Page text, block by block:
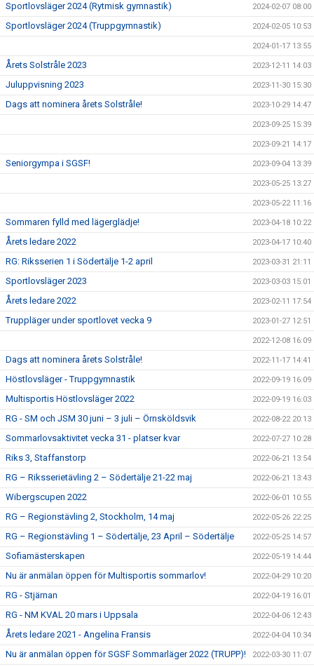
Sportlovsläger 2024 (Rytmisk gymnastik) 2024-02-07 08:00
Sportlovsläger 2024 (Truppgymnastik) 2024-02-05 10:53
2024-01-17 13:55
Årets Solstråle 2023 2023-12-11 14:03
Juluppvisning 2023 2023-11-30 15:30
Dags att nominera årets Solstråle! 2023-10-29 14:47
2023-09-25 15:39
2023-09-21 14:17
Seniorgympa i SGSF! 2023-09-04 13:39
2023-05-25 13:27
2023-05-22 11:16
Sommaren fylld med lägerglädje! 2023-04-18 10:22
Årets ledare 2022 2023-04-17 10:40
RG: Riksserien 1 i Södertälje 1-2 april 2023-03-31 21:11
Sportlovsläger 2023 2023-03-03 15:01
Årets ledare 2022 2023-02-11 17:54
Truppläger under sportlovet vecka 9 2023-01-27 12:51
2022-12-08 16:09
Dags att nominera årets Solstråle! 2022-11-17 14:41
Höstlovsläger - Truppgymnastik 2022-09-19 16:09
Multisportis Höstlovsläger 2022 2022-09-19 16:03
RG - SM och JSM 30 juni – 3 juli – Örnsköldsvik 2022-08-22 20:13
Sommarlovsaktivitet vecka 31 - platser kvar 2022-07-27 10:28
Riks 3, Staffanstorp 2022-06-21 13:54
RG – Riksserietävling 2 – Södertälje 21-22 maj 2022-06-21 13:43
Wibergscupen 2022 2022-06-01 10:55
RG – Regionstävling 2, Stockholm, 14 maj 2022-05-26 22:25
RG – Regionstävling 1 – Södertälje, 23 April – Södertälje 2022-05-25 14:57
Sofiamästerskapen 2022-05-19 14:44
Nu är anmälan öppen för Multisportis sommarlov! 2022-04-29 10:20
RG - Stjärnan 2022-04-19 16:01
RG - NM KVAL 20 mars i Uppsala 2022-04-06 12:43
Årets ledare 2021 - Angelina Fransis 2022-04-04 10:34
Nu är anmälan öppen för SGSF Sommarläger 2022 (TRUPP)! 2022-03-30 11:07